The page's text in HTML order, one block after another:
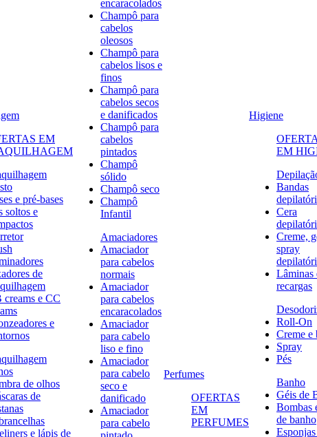
EM
e pré-bases
soltos e
de
creams e CC
e
de olhos
de
e lápis de
encaracolados
Champô para
cabelos
oleosos
Champô para
cabelos lisos e
finos
Champô para
cabelos secos
e danificados
Champô para
cabelos
pintados
Champô
sólido
Champô seco
Champô
Infantil
Amaciadores
Amaciador
para cabelos
normais
Amaciador
para cabelos
encaracolados
Amaciador
para cabelo
liso e fino
Amaciador
para cabelo
seco e
danificado
Amaciador
para cabelo
Perfumes
OFERTAS
EM
PERFUMES
Higiene
EM
Bandas
Cera
Creme,
spray
Lâminas
recargas
Roll-On
Creme e
Spray
Pés
Banho
Géis de
Bombas
de banho